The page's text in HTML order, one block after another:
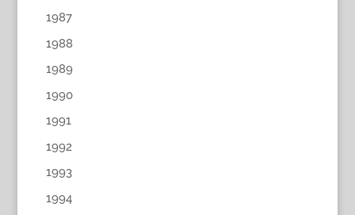
1987
1988
1989
1990
1991
1992
1993
1994